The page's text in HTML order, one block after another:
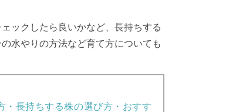
ックしたら良いかなど、長持ちする
水やりの方法など育て方についても
・長持ちする株の選び方・おすす